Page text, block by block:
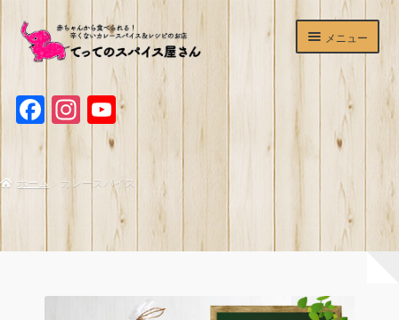
ナ
ビ
シ
ョ
ス
コ
ン
ツ
へ
ッ
メニュー
ショップ
辛くないカレースパイス
マサラチャイミックス
ホットワイン＆サングリアスパイスセット
F
a
c
e
b
o
I
s
t
g
Y
T
u
b
ホーム カレースパイス